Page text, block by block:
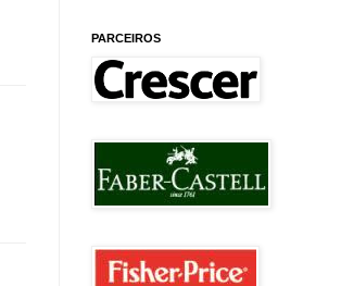
PARCEIROS